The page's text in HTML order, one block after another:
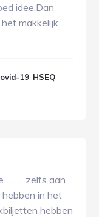
idee.Dan
makkelijk
19 HSEQ
…….. zelfs aan
in het
hebben